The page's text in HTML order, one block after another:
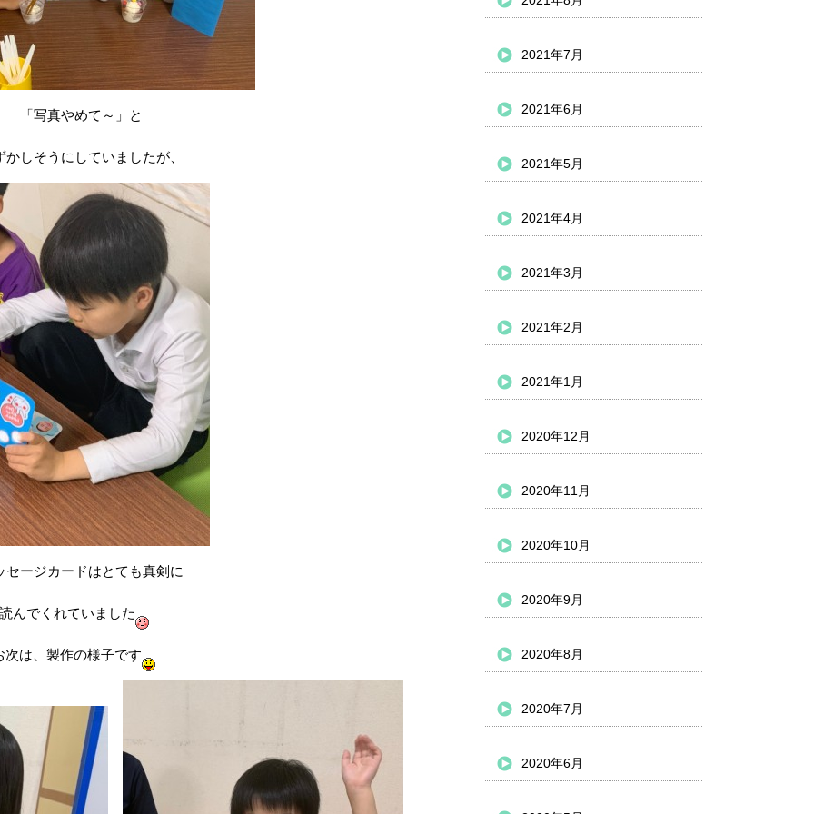
「写真やめて～」と
かしそうにしていましたが、
セージカードはとても真剣に
んでくれていました
次は、製作の様子です
2021年7月
2021年6月
2021年5月
2021年4月
2021年3月
2021年2月
2021年1月
2020年12月
2020年11月
2020年10月
2020年9月
2020年8月
2020年7月
2020年6月